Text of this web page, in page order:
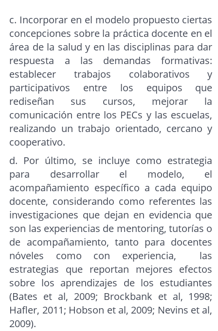
c. Incorporar en el modelo propuesto ciertas
concepciones sobre la práctica docente en el
área de la salud y en las disciplinas para dar
respuesta a las demandas formativas:
establecer trabajos colaborativos y
participativos entre los equipos que
rediseñan sus cursos, mejorar la
comunicación entre los PECs y las escuelas,
realizando un trabajo orientado, cercano y
cooperativo.
d. Por último, se incluye como estrategia
para desarrollar el modelo, el
acompañamiento específico a cada equipo
docente, considerando como referentes las
investigaciones que dejan en evidencia que
son las experiencias de mentoring, tutorías o
de acompañamiento, tanto para docentes
nóveles como con experiencia, las
estrategias que reportan mejores efectos
sobre los aprendizajes de los estudiantes
(Bates et al, 2009; Brockbank et al, 1998;
Hafler, 2011; Hobson et al, 2009; Nevins et al,
2009).